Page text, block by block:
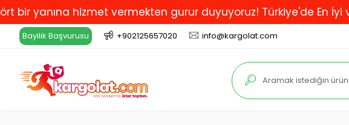
hizmet vermekten gurur duyuyoruz! Türkiye'de En İyi ve
Bayilik Başvurusu +902125657020 info@kargolat.com